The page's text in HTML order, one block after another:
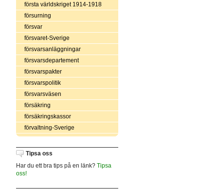
första världskriget 1914-1918
försurning
försvar
försvaret-Sverige
försvarsanläggningar
försvarsdepartement
försvarspakter
försvarspolitik
försvarsväsen
försäkring
försäkringskassor
förvaltning-Sverige
Tipsa oss
Har du ett bra tips på en länk? Tipsa
oss!